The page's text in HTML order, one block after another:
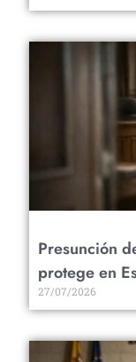
Presunción
protege en
27/07/2026